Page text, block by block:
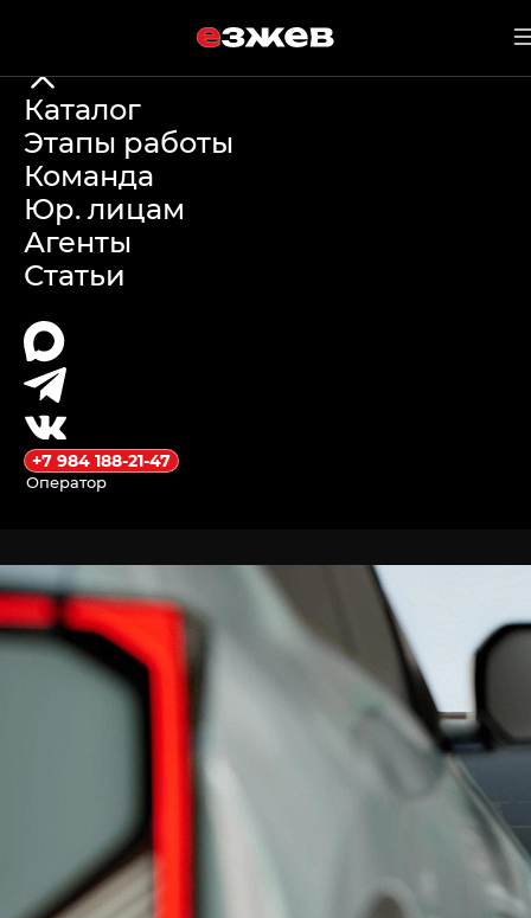
18 июня 2026 г.
Юридическая
проверка
автодилера в
Китае: как мы
защищаем
ваши деньги
езжев
Каталог
Этапы работы
Команда
Юр. лицам
Агенты
Статьи
+7 984 188-21-47
Оператор